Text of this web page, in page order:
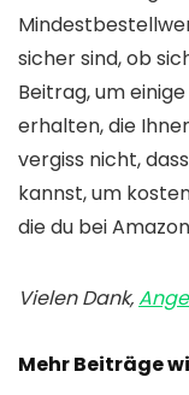
sicher sind, ob
Beitrag, um
erhalten, die
vergiss nicht,
kannst, um
die du bei
Vielen Dank,
Mehr Beiträge